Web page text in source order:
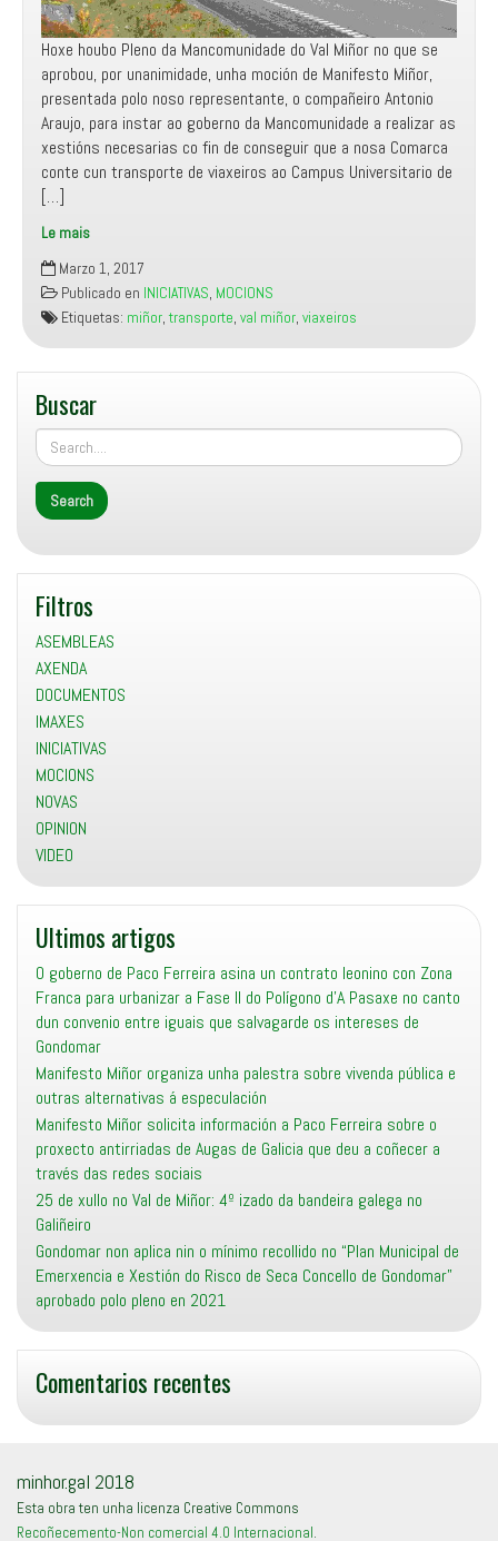
Hoxe houbo Pleno da Mancomunidade do Val Miñor no que se
aprobou, por unanimidade, unha moción de Manifesto Miñor,
presentada polo noso representante, o compañeiro Antonio
Araujo, para instar ao goberno da Mancomunidade a realizar as
xestións necesarias co fin de conseguir que a nosa Comarca
conte cun transporte de viaxeiros ao Campus Universitario de
[…]
Le mais
Transporte
de
viaxeiros
ao
Campus
Universitario
de
Vigo
Marzo 1, 2017
Publicado en INICIATIVAS, MOCIONS
Etiquetas: miñor,transporte, val miñor, viaxeiros
Buscar
Filtros
ASEMBLEAS
AXENDA
DOCUMENTOS
IMAXES
INICIATIVAS
MOCIONS
NOVAS
OPINION
VIDEO
Ultimos artigos
O goberno de Paco Ferreira asina un contrato leonino con Zona
Franca para urbanizar a Fase II do Polígono d’A Pasaxe no canto
dun convenio entre iguais que salvagarde os intereses de
Gondomar
Manifesto Miñor organiza unha palestra sobre vivenda pública e
outras alternativas á especulación
Manifesto Miñor solicita información a Paco Ferreira sobre o
proxecto antirriadas de Augas de Galicia que deu a coñecer a
través das redes sociais
25 de xullo no Val de Miñor: 4º izado da bandeira galega no
Galiñeiro
Gondomar non aplica nin o mínimo recollido no “Plan Municipal de
Emerxencia e Xestión do Risco de Seca Concello de Gondomar”
aprobado polo pleno en 2021
Comentarios recentes
minhor.gal 2018
Esta obra ten unha licenza Creative Commons
Recoñecemento-Non comercial 4.0 Internacional.